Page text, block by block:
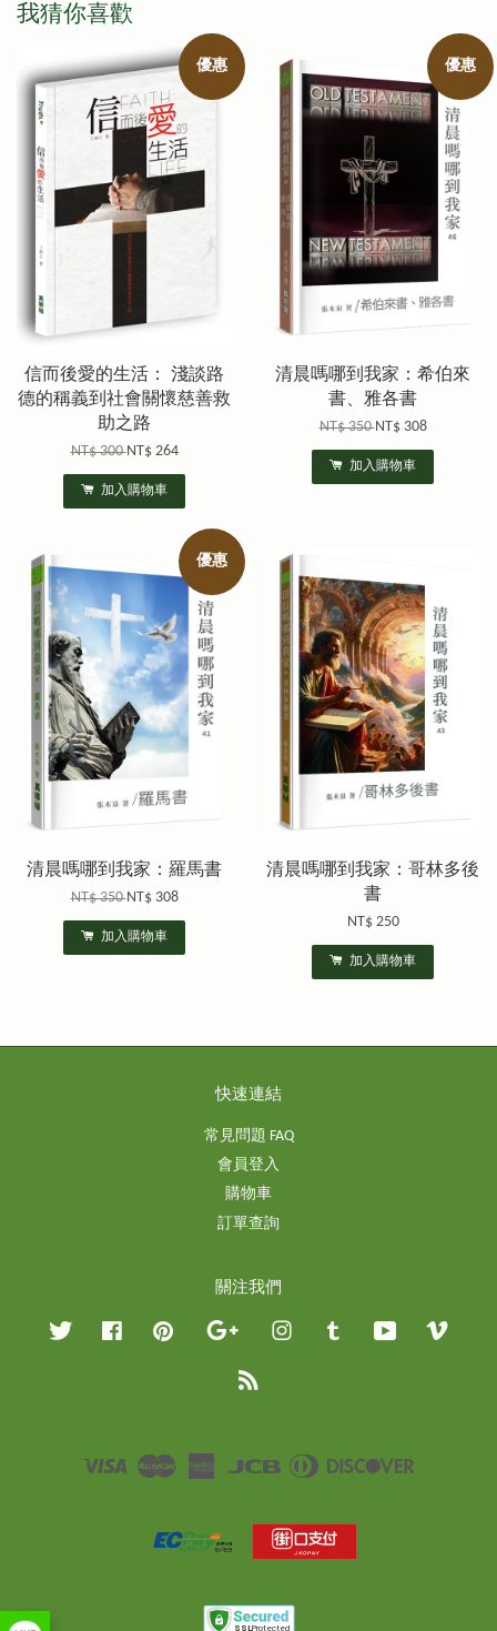
我猜你喜歡
優惠
信而後愛的生活： 淺談路
德的稱義到社會關懷慈善救
助之路
NT$ 300NT$ 264
加入購物車
優惠
清晨嗎哪到我家：希伯來
書、雅各書
NT$ 350NT$ 308
加入購物車
優惠
清晨嗎哪到我家：羅馬書
NT$ 350NT$ 308
加入購物車
清晨嗎哪到我家：哥林多後
書
NT$ 250
加入購物車
快速連結
常見問題 FAQ
會員登入
購物車
訂單查詢
關注我們
Twitter Facebook Pinterest Google InstagramTumblr YouTube
Visa Master
American
JCB
Diners